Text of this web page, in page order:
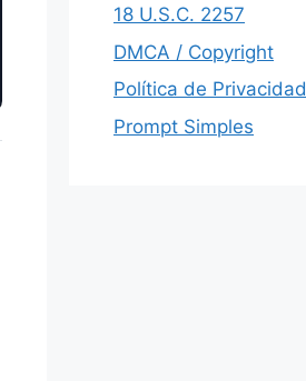
18 U.S.C. 2257
DMCA / Copyright
Política de Privacidad
Prompt Simples